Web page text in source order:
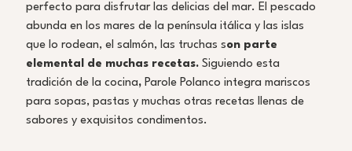
perfecto para disfrutar las delicias del mar. El pescado
abunda en los mares de la península itálica y las islas
que lo rodean, el salmón, las truchas son parte
elemental de muchas recetas. Siguiendo esta
tradición de la cocina, Parole Polanco integra mariscos
para sopas, pastas y muchas otras recetas llenas de
sabores y exquisitos condimentos.